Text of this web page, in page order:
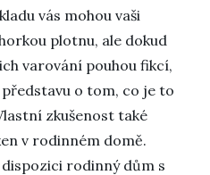
vás mohou vaši
plotnu, ale dokud
varování pouhou fikcí,
o tom, co je to
zkušenost také
v rodinném domě.
rodinný dům s